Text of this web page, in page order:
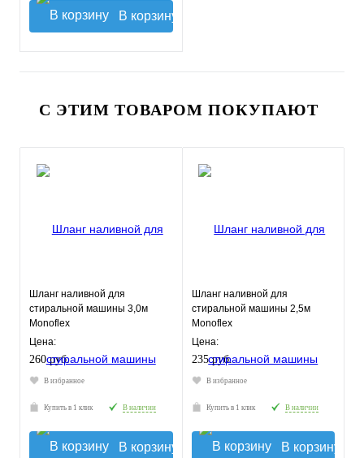
В корзину
С ЭТИМ ТОВАРОМ ПОКУПАЮТ
Шланг наливной для
стиральной машины 3,0м
Monoflex
Цена:
260 руб.
В избранное
Купить в 1 клик В наличии
В корзину
Шланг наливной для
стиральной машины 2,5м
Monoflex
Цена:
235 руб.
В избранное
Купить в 1 клик В наличии
В корзину